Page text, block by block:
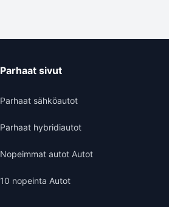
Parhaat sivut
Parhaat sähköautot
Parhaat hybridiautot
Nopeimmat autot Autot
10 nopeinta Autot